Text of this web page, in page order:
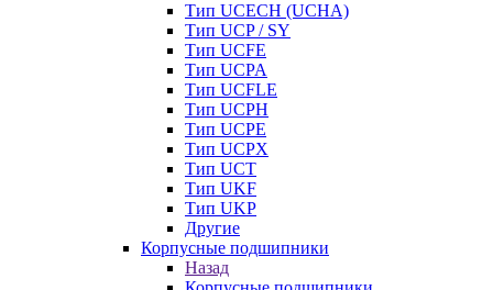
Тип UCECH (UCHA)
Тип UCP / SY
Тип UCFE
Тип UCPA
Тип UCFLE
Тип UCPH
Тип UCPE
Тип UCPX
Тип UCT
Тип UKF
Тип UKP
Другие
Корпусные подшипники
Назад